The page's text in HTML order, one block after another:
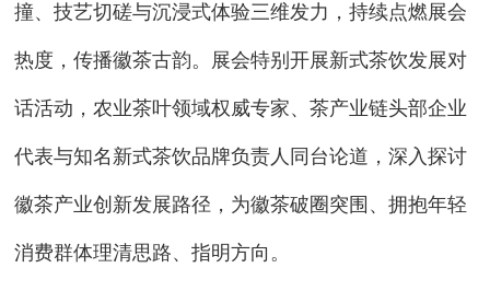
撞、技艺切磋与沉浸式体验三维发力，持续点燃展会
热度，传播徽茶古韵。展会特别开展新式茶饮发展对
话活动，农业茶叶领域权威专家、茶产业链头部企业
代表与知名新式茶饮品牌负责人同台论道，深入探讨
徽茶产业创新发展路径，为徽茶破圈突围、拥抱年轻
消费群体理清思路、指明方向。